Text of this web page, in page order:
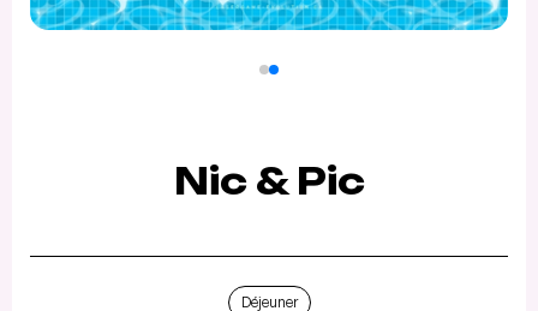
Nic & Pic
Déjeuner